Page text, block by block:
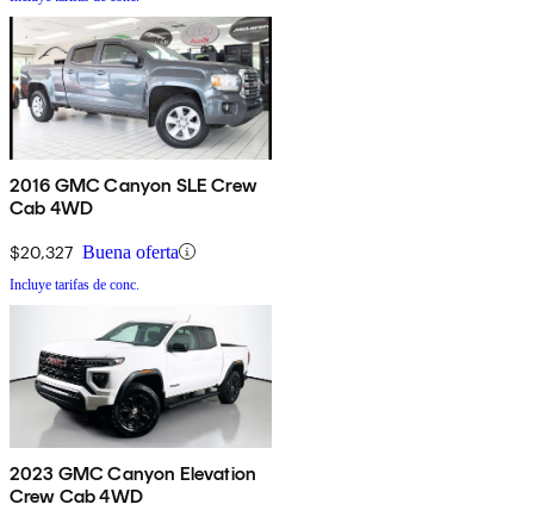
2016 GMC Canyon SLE Crew
Cab 4WD
$20,327 Buena oferta
Incluye tarifas de conc.
2023 GMC Canyon Elevation
Crew Cab 4WD